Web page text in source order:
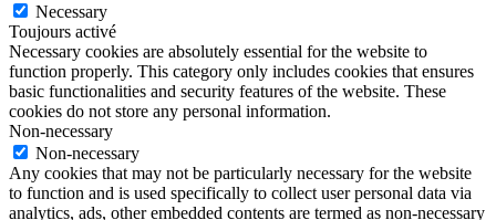
Necessary
Toujours activé
Necessary cookies are absolutely essential for the website to
function properly. This category only includes cookies that ensures
basic functionalities and security features of the website. These
cookies do not store any personal information.
Non-necessary
Non-necessary
Any cookies that may not be particularly necessary for the website
to function and is used specifically to collect user personal data via
analytics, ads, other embedded contents are termed as non-necessary